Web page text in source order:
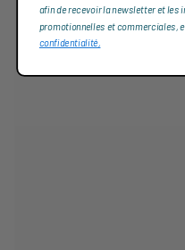
afin de recevoir la newsletter et
promotionnelles et commerciales,
confidentialité,